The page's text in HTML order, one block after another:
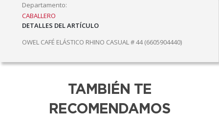
Departamento:
CABALLERO
DETALLES DEL ARTÍCULO
OWEL CAFÉ ELÁSTICO RHINO CASUAL # 44 (6605904440)
TAMBIÉN TE
RECOMENDAMOS